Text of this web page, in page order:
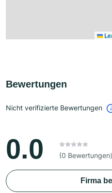
Bewertungen
Nicht verifizierte Bewertungen
0.0 (0 Bewertungen)
Firma